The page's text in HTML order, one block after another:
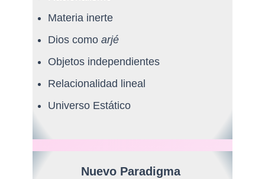
Materia inerte
Dios comoarjé
Objetos independientes
Relacionalidad lineal
Universo Estático
Nuevo Paradigma